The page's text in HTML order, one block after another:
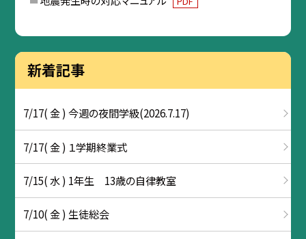
新着記事
7/17( 金 ) 今週の夜間学級(2026.7.17)
7/17( 金 ) １学期終業式
7/15( 水 ) 1年生 13歳の自律教室
7/10( 金 ) 生徒総会